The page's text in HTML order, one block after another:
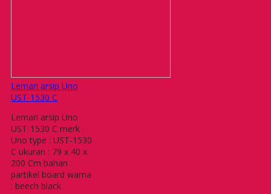
Lemari arsip Uno
UST-1530 C
Lemari arsip Uno
UST-1530 C merk :
Uno type : UST-1530
C ukuran : 79 x 40 x
200 Cm bahan :
partikel board warna
: beech black